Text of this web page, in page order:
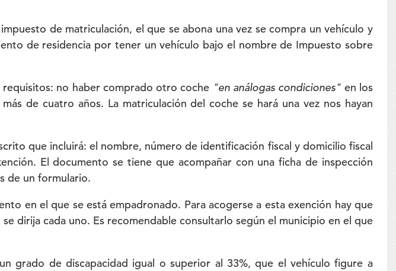
de matriculación, el que se abona una vez se compra un vehículo y
de residencia por tener un vehículo bajo el nombre de Impuesto sobre
no haber comprado otro coche "en análogas condiciones" en los
de cuatro años. La matriculación del coche se hará una vez nos hayan
que incluirá: el nombre, número de identificación fiscal y domicilio fiscal
El documento se tiene que acompañar con una ficha de inspección
de un formulario.
en el que se está empadronado. Para acogerse a esta exención hay que
dirija cada uno. Es recomendable consultarlo según el municipio en el que
grado de discapacidad igual o superior al 33%, que el vehículo figure a